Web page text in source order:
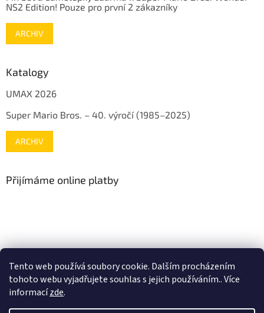
Tento web používá soubory cookie. Dalším procházením
tohoto webu vyjadřujete souhlas s jejich používáním.. Více
informacízde.
NS2 Edition! Pouze pro první 2 zákazníky
ARCHIV
Katalogy
UMAX 2026
Super Mario Bros. – 40. výročí (1985–2025)
ARCHIV
Přijímáme online platby
www.fleg.cz